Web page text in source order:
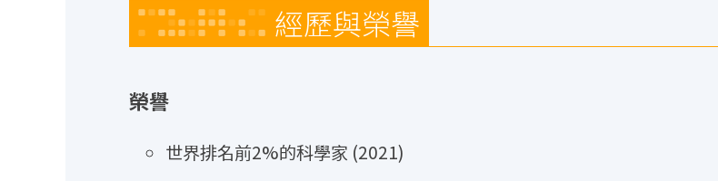
經歷與榮譽
榮譽
世界排名前2%的科學家 (2021)